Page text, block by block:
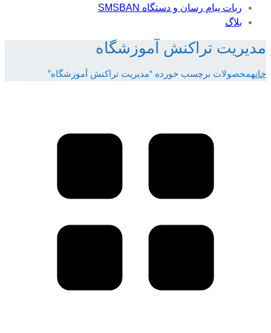
ربات پیام رسان و دستگاه SMSBAN
بلاگ
مدیریت تراکنش آموزشگاه
خانهمحصولات برچسب خورده “مدیریت تراکنش آموزشگاه”